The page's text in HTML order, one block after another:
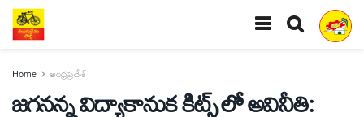
Home ఆంధ్రప్రదేశ్
జగనన్న విద్యాకానుక కిట్స్‌ లో అవినీతి: